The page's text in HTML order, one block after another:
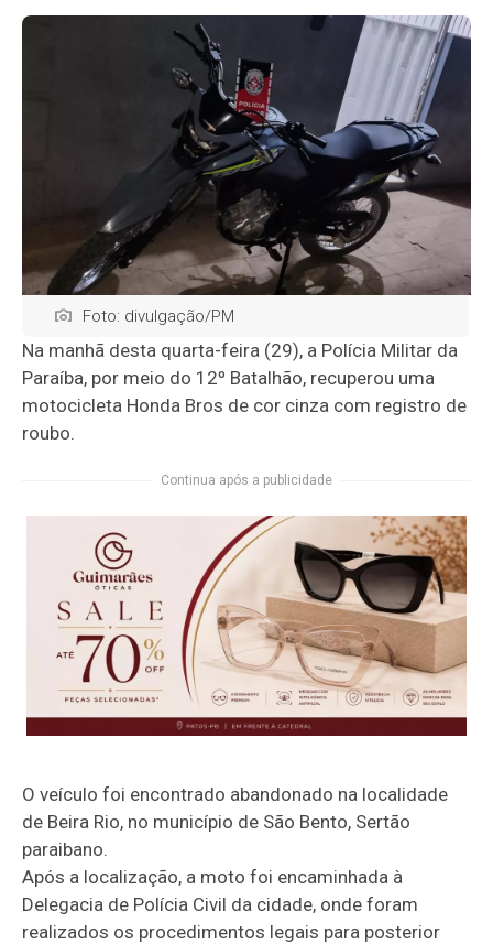
Foto: divulgação/PM
Na manhã desta quarta-feira (29), a Polícia Militar da
Paraíba, por meio do 12º Batalhão, recuperou uma
motocicleta Honda Bros de cor cinza com registro de
roubo.
Continua após a publicidade
O veículo foi encontrado abandonado na localidade
de Beira Rio, no município de São Bento, Sertão
paraibano.
Após a localização, a moto foi encaminhada à
Delegacia de Polícia Civil da cidade, onde foram
realizados os procedimentos legais para posterior